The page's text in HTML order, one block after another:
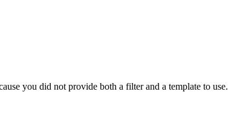
you did not provide both a filter and a template to use.